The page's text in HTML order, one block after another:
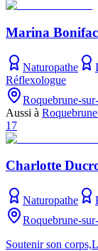
Marina
Naturopathe
Réflexologue
Roquebrune-
Aussi à
17
Charlotte
Naturopathe
Roquebrune-
Soutenir son